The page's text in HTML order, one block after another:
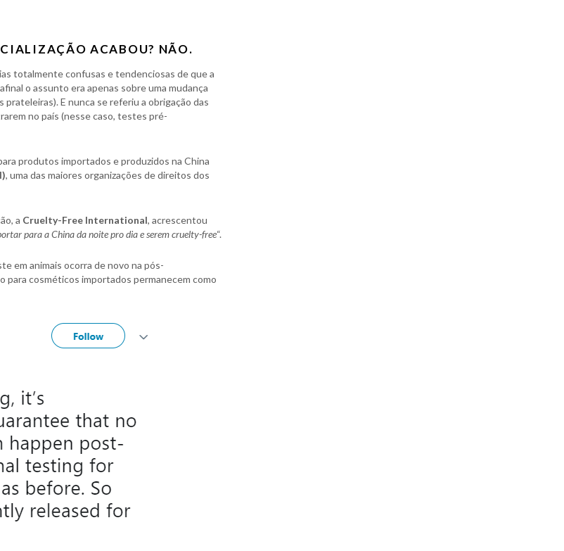
ACABOU? NÃO.
totalmente confusas e tendenciosas de que a
o assunto era apenas sobre uma mudança
E nunca se referiu a obrigação das
no país (nesse caso, testes pré-
produtos importados e produzidos na China
, uma das maiores organizações de direitos dos
a Cruelty-Free International, acrescentou
para a China da noite pro dia e serem cruelty-free“.
em animais ocorra de novo na pós-
para cosméticos importados permanecem como